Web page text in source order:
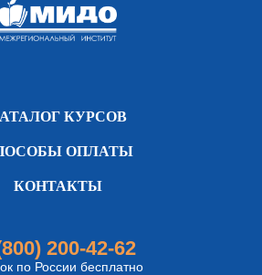
КУРСОВ
ОПЛАТЫ
КОНТАКТЫ
200-42-62
по России бесплатно